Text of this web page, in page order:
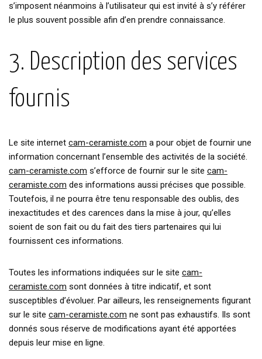
s’imposent néanmoins à l’utilisateur qui est invité à s’y référer
le plus souvent possible afin d’en prendre connaissance.
3. Description des services
fournis
Le site internet cam-ceramiste.com a pour objet de fournir une
information concernant l’ensemble des activités de la société.
cam-ceramiste.com s’efforce de fournir sur le site cam-
ceramiste.com des informations aussi précises que possible.
Toutefois, il ne pourra être tenu responsable des oublis, des
inexactitudes et des carences dans la mise à jour, qu’elles
soient de son fait ou du fait des tiers partenaires qui lui
fournissent ces informations.
Toutes les informations indiquées sur le site cam-
ceramiste.com sont données à titre indicatif, et sont
susceptibles d’évoluer. Par ailleurs, les renseignements figurant
sur le site cam-ceramiste.com ne sont pas exhaustifs. Ils sont
donnés sous réserve de modifications ayant été apportées
depuis leur mise en ligne.